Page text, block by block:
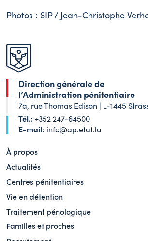
Photos : SIP / Jean-Christophe
Direction générale de
l’Administration pénitentiaire
7a, rue Thomas Edison | L-1445
Tél.: +352 247-64500
E-mail: info@ap.etat.lu
À propos
Actualités
Centres pénitentiaires
Vie en détention
Traitement pénologique
Familles et proches